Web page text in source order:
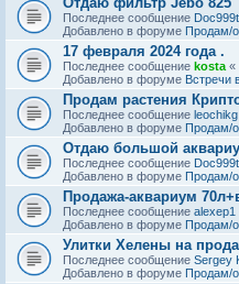
Последнее сообщение
Добавлено в форуме Продам/
17 февраля 2024 года .
Последнее сообщение kosta «
Добавлено в форуме Встречи
Продам растения
Последнее сообщение leochikg
Добавлено в форуме Продам/
Отдаю большой
Последнее сообщение
Добавлено в форуме Продам/
Продажа-аквариум
Последнее сообщение alexep1
Добавлено в форуме Продам/
Улитки Хелены на
Последнее сообщение Sergey
Добавлено в форуме Продам/